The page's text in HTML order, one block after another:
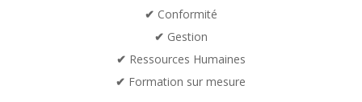
✔ Conformité
✔ Gestion
✔ Ressources Humaines
✔ Formation sur mesure